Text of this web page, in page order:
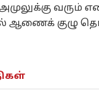
வரும்
ஆணைக் குழு